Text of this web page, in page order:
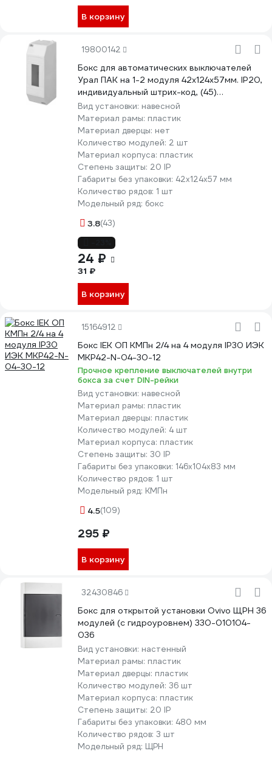
В корзину
19800142
Бокс для автоматических выключателей
Урал ПАК на 1-2 модуля 42х124х57мм. IP20,
индивидуальный штрих-код, (45)
БВ-5019042-045-i
Вид установки: навесной
Материал рамы: пластик
Материал дверцы: нет
Количество модулей: 2 шт
Материал корпуса: пластик
Степень защиты: 20 IP
Габариты без упаковки: 42х124х57 мм
Количество рядов: 1 шт
Модельный ряд: бокс
3.8(43)
24 ₽
31 ₽
В корзину
15164912
Бокс IEK ОП КМПн 2/4 на 4 модуля IP30 ИЭК
MKP42-N-04-30-12
Прочное крепление выключателей внутри
бокса за счет DIN-рейки
Вид установки: навесной
Материал рамы: пластик
Материал дверцы: пластик
Количество модулей: 4 шт
Материал корпуса: пластик
Степень защиты: 30 IP
Габариты без упаковки: 146х104х83 мм
Количество рядов: 1 шт
Модельный ряд: КМПн
4.5(109)
295 ₽
В корзину
32430846
Бокс для открытой установки Ovivo ЩРН 36
модулей (с гидроуровнем) 330-010104-
036
Вид установки: настенный
Материал рамы: пластик
Материал дверцы: пластик
Количество модулей: 36 шт
Материал корпуса: пластик
Степень защиты: 20 IP
Габариты без упаковки: 480 мм
Количество рядов: 3 шт
Модельный ряд: ЩРН